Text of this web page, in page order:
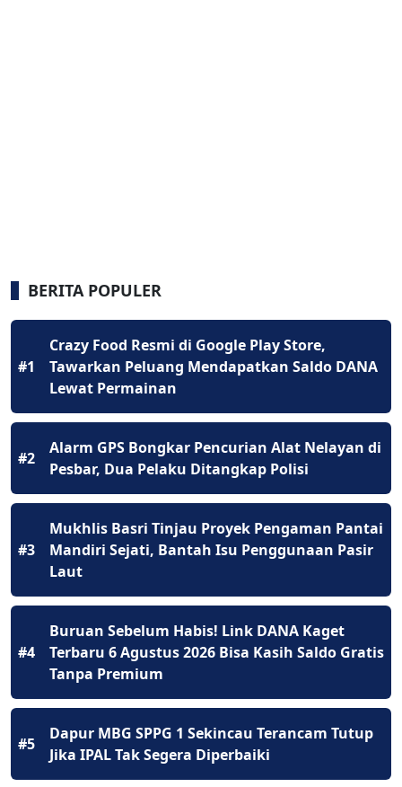
BERITA POPULER
#1
Crazy Food Resmi di Google Play Store,
Tawarkan Peluang Mendapatkan Saldo DANA
Lewat Permainan
#2
Alarm GPS Bongkar Pencurian Alat Nelayan di
Pesbar, Dua Pelaku Ditangkap Polisi
#3
Mukhlis Basri Tinjau Proyek Pengaman Pantai
Mandiri Sejati, Bantah Isu Penggunaan Pasir
Laut
#4
Buruan Sebelum Habis! Link DANA Kaget
Terbaru 6 Agustus 2026 Bisa Kasih Saldo Gratis
Tanpa Premium
#5
Dapur MBG SPPG 1 Sekincau Terancam Tutup
Jika IPAL Tak Segera Diperbaiki